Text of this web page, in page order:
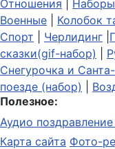
Отношения
Военные
Колобок
Спорт
Черлидинг
сказки(gif-набор)
Снегурочка и
поезде (набор)
Полезное:
Аудио поздравление
Карта сайта Фото-